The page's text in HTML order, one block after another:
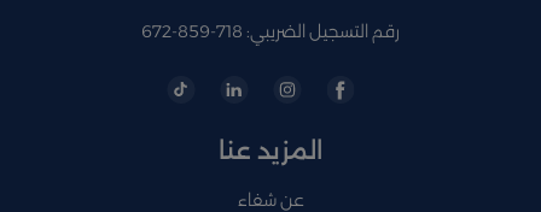
رقم التسجيل الضريبي: 718-859-672
المزيد عنا
عن شفاء